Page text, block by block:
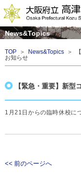
News&Topics
TOP ＞ News&Topics ＞
お知らせ
【緊急・重要】新型
1月21日からの臨時休校に
<< 前のページへ